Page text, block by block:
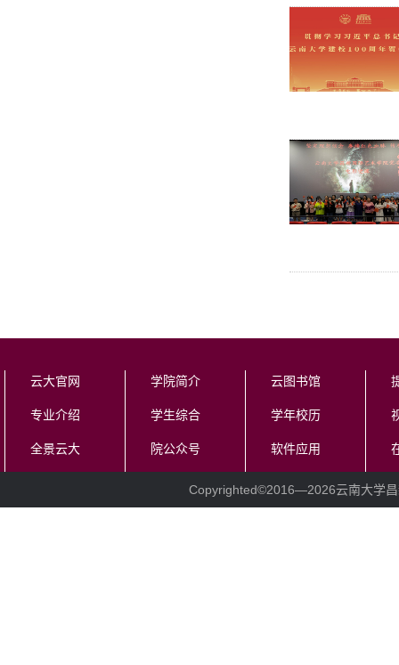
云大官网
专业介绍
全景云大
学院简介
学生综合
院公众号
云图书馆
学年校历
软件应用
Copyrighted©2016—2026云南大学